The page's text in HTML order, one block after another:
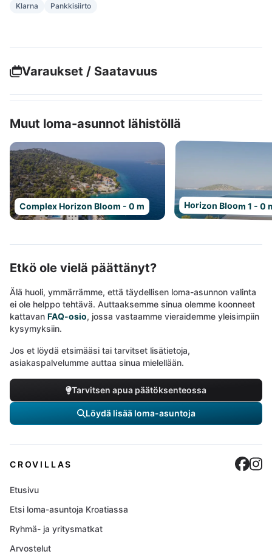
Klarna Pankkisiirto
Varaukset / Saatavuus
Muut loma-asunnot lähistöllä
Complex Horizon Bloom - 0 m Horizon Bloom 1 - 0
Etkö ole vielä päättänyt?
Älä huoli, ymmärrämme, että täydellisen loma-asunnon valinta
ei ole helppo tehtävä. Auttaaksemme sinua olemme koonneet
kattavan FAQ-osio, jossa vastaamme vieraidemme yleisimpiin
kysymyksiin.
Jos et löydä etsimääsi tai tarvitset lisätietoja,
asiakaspalvelumme auttaa sinua mielellään.
Tarvitsen apua päätöksenteossa
Löydä lisää loma-asuntoja
CROVILLAS
Etusivu
Etsi loma-asuntoja Kroatiassa
Ryhmä- ja yritysmatkat
Arvostelut